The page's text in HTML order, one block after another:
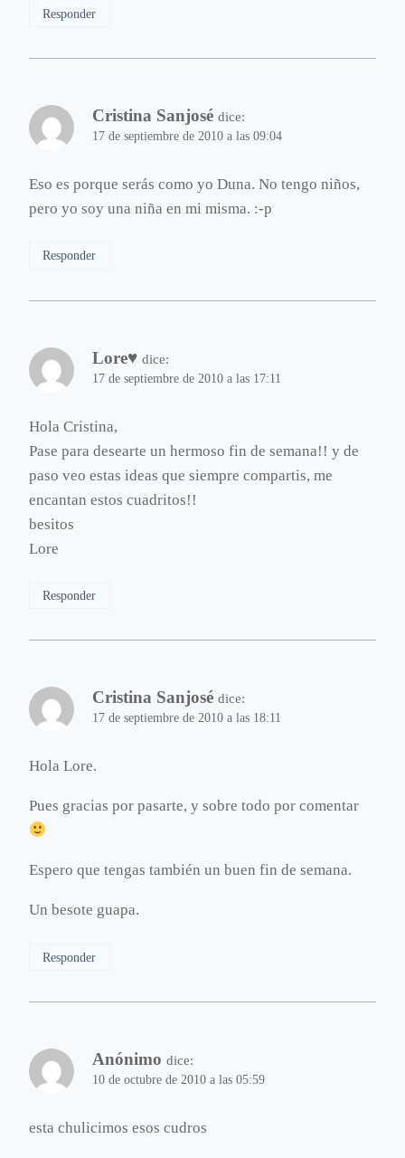
Responder
Cristina Sanjosé dice:
17 de septiembre de 2010 a las 09:04
Eso es porque serás como yo Duna. No tengo niños,
pero yo soy una niña en mi misma. :-p
Responder
Lore♥ dice:
17 de septiembre de 2010 a las 17:11
Hola Cristina,
Pase para desearte un hermoso fin de semana!! y de
paso veo estas ideas que siempre compartis, me
encantan estos cuadritos!!
besitos
Lore
Responder
Cristina Sanjosé dice:
17 de septiembre de 2010 a las 18:11
Hola Lore.
Pues gracias por pasarte, y sobre todo por comentar
Espero que tengas también un buen fin de semana.
Un besote guapa.
Responder
Anónimo dice:
10 de octubre de 2010 a las 05:59
esta chulicimos esos cudros